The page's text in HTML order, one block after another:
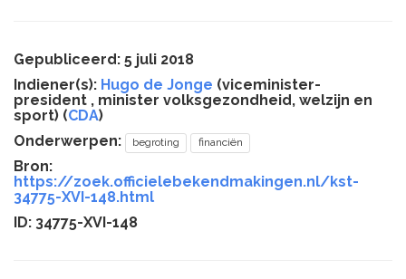
Gepubliceerd: 5 juli 2018
Indiener(s): Hugo de Jonge (viceminister-
president , minister volksgezondheid, welzijn en
sport) (CDA)
Onderwerpen:
begroting financiën
Bron:
https://zoek.officielebekendmakingen.nl/kst-
34775-XVI-148.html
ID: 34775-XVI-148